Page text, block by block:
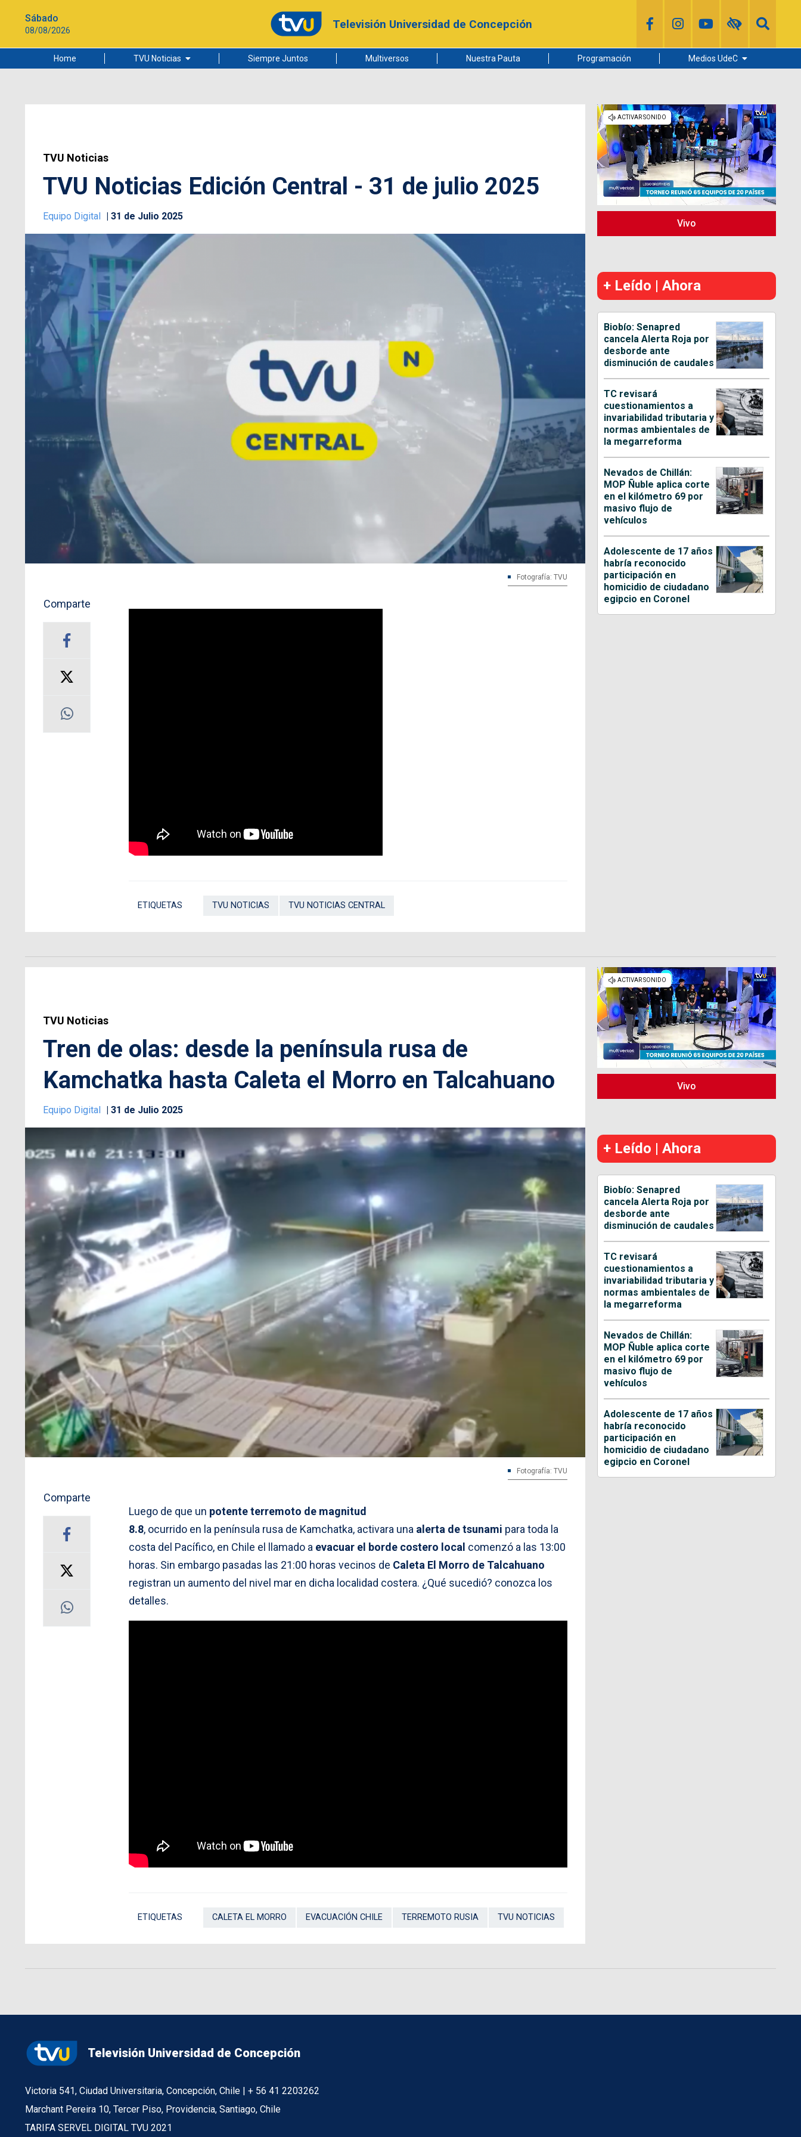
Sábado
08/08/2026 Televisión Universidad de Concepción
Home TVU Noticias
Ciudad
Siempre Juntos Multiversos Nuestra Pauta Programación Medios UdeC
Radio UdeC
Noticias UdeC
La Discusión
TVU Noticias
TVU Noticias Edición Central - 31 de julio 2025
Equipo Digital 31 de Julio 2025
Fotografía: TVU
Comparte
ETIQUETAS TVU NOTICIAS TVU NOTICIAS CENTRAL
Vivo
+ Leído | Ahora
Biobío: Senapred
cancela Alerta Roja por
desborde ante
disminución de caudales
TC revisará
cuestionamientos a
invariabilidad tributaria y
normas ambientales de
la megarreforma
Nevados de Chillán:
MOP Ñuble aplica corte
en el kilómetro 69 por
masivo flujo de
vehículos
Adolescente de 17 años
habría reconocido
participación en
homicidio de ciudadano
egipcio en Coronel
TVU Noticias
Tren de olas: desde la península rusa de
Kamchatka hasta Caleta el Morro en Talcahuano
Equipo Digital 31 de Julio 2025
Fotografía: TVU
Comparte
Luego de que un potente terremoto de magnitud
8.8, ocurrido en la península rusa de Kamchatka, activara una alerta de tsunami para toda la
costa del Pacífico, en Chile el llamado a evacuar el borde costero local comenzó a las 13:00
horas. Sin embargo pasadas las 21:00 horas vecinos de Caleta El Morro de Talcahuano
registran un aumento del nivel mar en dicha localidad costera. ¿Qué sucedió? conozca los
detalles.
ETIQUETAS CALETA EL MORRO EVACUACIÓN CHILE TERREMOTO RUSIA TVU NOTICIAS
Vivo
+ Leído | Ahora
Biobío: Senapred
cancela Alerta Roja por
desborde ante
disminución de caudales
TC revisará
cuestionamientos a
invariabilidad tributaria y
normas ambientales de
la megarreforma
Nevados de Chillán:
MOP Ñuble aplica corte
en el kilómetro 69 por
masivo flujo de
vehículos
Adolescente de 17 años
habría reconocido
participación en
homicidio de ciudadano
egipcio en Coronel
Televisión Universidad de Concepción
Victoria 541, Ciudad Universitaria, Concepción, Chile | + 56 41 2203262
Marchant Pereira 10, Tercer Piso, Providencia, Santiago, Chile
TARIFA SERVEL DIGITAL TVU 2021